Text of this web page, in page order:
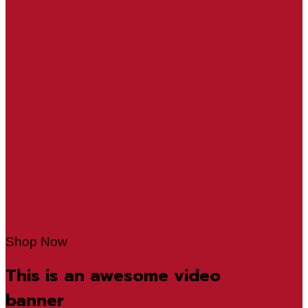
Shop Now
This is an awesome video
banner